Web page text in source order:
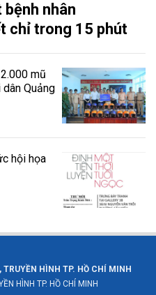
bệnh nhân
chỉ trong 15 phút
mũ
Quảng
hội họa
HÌNH TP. HỒ CHÍ MINH
HÌNH TP. HỒ CHÍ MINH